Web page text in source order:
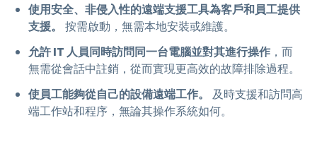
使用安全、非侵入性的遠端支援工具為客戶和員工提供
支援。
按需啟動，無需本地安裝或維護。
允許 IT 人員同時訪問同一台電腦並對其進行操作 ，而
無需從會話中註銷，從而實現更高效的故障排除過程。
使員工能夠從自己的設備遠端工作。
及時支援和訪問高
端工作站和程序，無論其操作系統如何。